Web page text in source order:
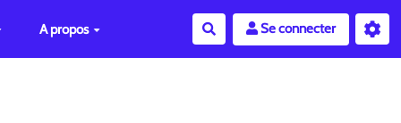
A propos RechercherSe connecter